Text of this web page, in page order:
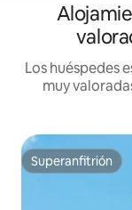
Los huéspedes
muy
Superanfitrión
Superanfitrión